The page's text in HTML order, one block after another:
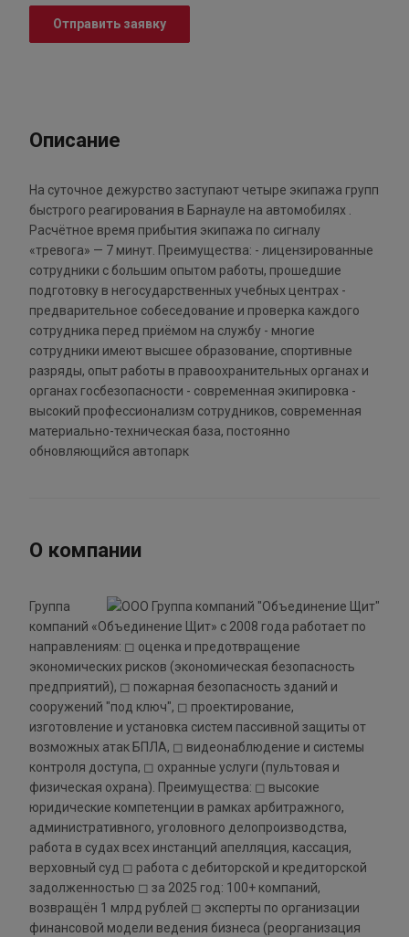
Отправить заявку
Описание
На суточное дежурство заступают четыре экипажа групп
быстрого реагирования в Барнауле на автомобилях .
Расчётное время прибытия экипажа по сигналу
«тревога» — 7 минут. Преимущества: - лицензированные
сотрудники с большим опытом работы, прошедшие
подготовку в негосударственных учебных центрах -
предварительное собеседование и проверка каждого
сотрудника перед приёмом на службу - многие
сотрудники имеют высшее образование, спортивные
разряды, опыт работы в правоохранительных органах и
органах госбезопасности - современная экипировка -
высокий профессионализм сотрудников, современная
материально-техническая база, постоянно
обновляющийся автопарк
О компании
Группа
компаний «Объединение Щит» с 2008 года работает по
направлениям: ◻ оценка и предотвращение
экономических рисков (экономическая безопасность
предприятий), ◻ пожарная безопасность зданий и
сооружений "под ключ", ◻ проектирование,
изготовление и установка систем пассивной защиты от
возможных атак БПЛА, ◻ видеонаблюдение и системы
контроля доступа, ◻ охранные услуги (пультовая и
физическая охрана). Преимущества: ◻ высокие
юридические компетенции в рамках арбитражного,
административного, уголовного делопроизводства,
работа в судах всех инстанций апелляция, кассация,
верховный суд ◻ работа с дебиторской и кредиторской
задолженностью ◻ за 2025 год: 100+ компаний,
возвращён 1 млрд рублей ◻ эксперты по организации
финансовой модели ведения бизнеса (реорганизация